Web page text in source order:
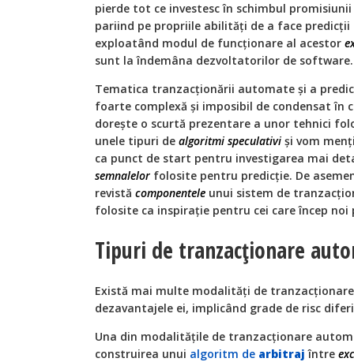
pierde tot ce investesc în schimbul
pariind pe propriile abilităţi de a face
exploatând modul de funcţionare al acestor
sunt la îndemâna dezvoltatorilor de software.
Tematica tranzacţionării automate şi a
foarte complexă şi imposibil de condensat în
doreşte o scurtă prezentare a unor tehnici
unele tipuri de algoritmi speculativi şi vom
ca punct de start pentru investigarea mai
semnalelor folosite pentru predicţie. De
revistă componentele unui sistem de
folosite ca inspiraţie pentru cei care încep noi
Tipuri de tranzacţionare
Există mai multe modalităţi de
dezavantajele ei, implicând grade de risc
Una din modalităţile de tranzacţionare
construirea unui algoritm de arbitraj între